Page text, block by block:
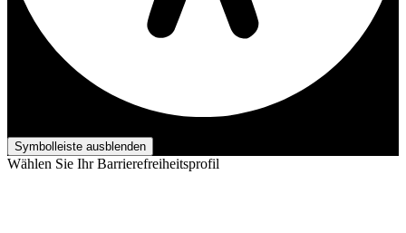
Symbolleiste ausblenden
Wählen Sie Ihr Barrierefreiheitsprofil